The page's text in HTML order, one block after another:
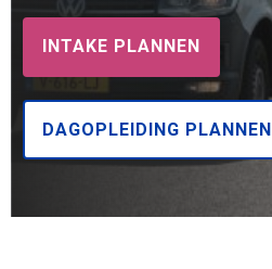
INTAKE PLANNEN
DAGOPLEIDING PLANNEN